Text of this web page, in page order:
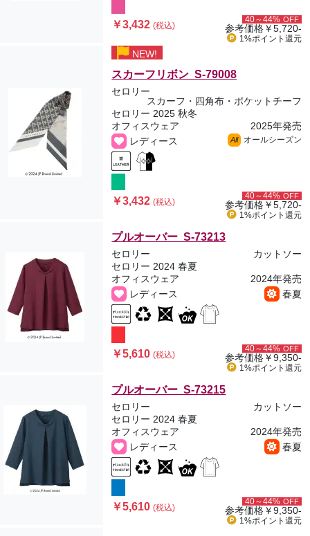
￥3,432(税込)
40～44% OFF
参考価格￥5,720-
1%ポイント 還元
NEW!
スカーフリボン S-79008
セロリー
スカーフ・四角布・ポケットチーフ
セロリー 2025 秋冬
オフィスウェア
2025年発売
レディース
All オールシーズン
￥3,432(税込)
40～44% OFF
参考価格￥5,720-
1%ポイント 還元
プルオーバー S-73213
セロリー
カットソー
セロリー 2024 春夏
オフィスウェア
2024年発売
レディース
春夏
￥5,610(税込)
40～44% OFF
参考価格￥9,350-
1%ポイント 還元
プルオーバー S-73215
セロリー
カットソー
セロリー 2024 春夏
オフィスウェア
2024年発売
レディース
春夏
￥5,610(税込)
40～44% OFF
参考価格￥9,350-
1%ポイント 還元